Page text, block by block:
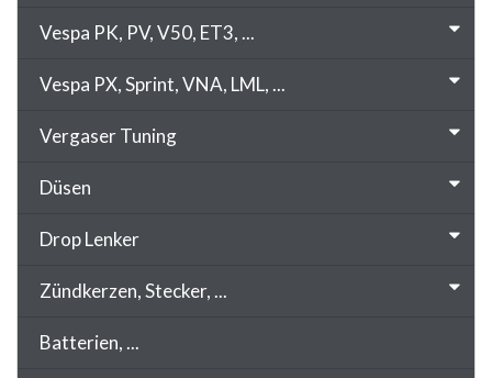
Vespa PK, PV, V50, ET3, ...
Vespa PX, Sprint, VNA, LML, ...
Vergaser Tuning
Düsen
Drop Lenker
Zündkerzen, Stecker, ...
Batterien, ...